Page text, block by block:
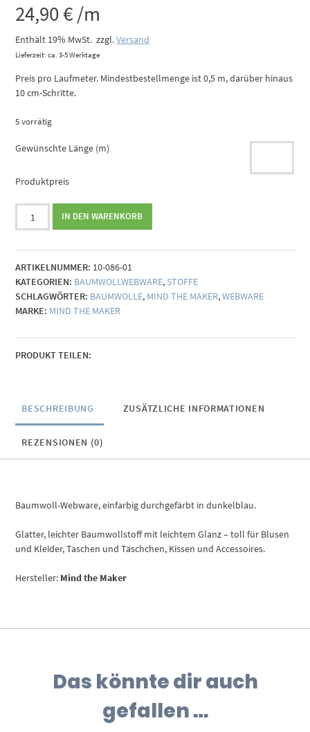
24,90€/m
Enthält 19% MwSt. zzgl.Versand
Lieferzeit: ca. 3-5 Werktage
Preis pro Laufmeter. Mindestbestellmenge ist 0,5 m, darüber hinaus
10 cm-Schritte.
5 vorrätig
Gewünschte Länge (m)
Produktpreis
Mind
Organic
Papertouch
Poplin
indigo
night
IN DEN WARENKORB
ARTIKELNUMMER: 10-086-01
KATEGORIEN: BAUMWOLLWEBWARE, STOFFE
SCHLAGWÖRTER: BAUMWOLLE, MIND THE MAKER,WEBWARE
MARKE: MIND THE MAKER
PRODUKT TEILEN:
BESCHREIBUNG ZUSÄTZLICHE INFORMATIONEN
REZENSIONEN (0)
Baumwoll-Webware, einfarbig durchgefärbt in dunkelblau.
Glatter, leichter Baumwollstoff mit leichtem Glanz – toll für Blusen
und Kleider, Taschen und Täschchen, Kissen und Accessoires.
Hersteller: Mind the Maker
Das könnte dir auch
gefallen …